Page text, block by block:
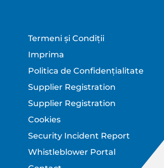
Footer
Termeni și Condiții
Imprima
Politica de Confidențialitate
Supplier Registration
Supplier Registration
Cookies
Security Incident Report
Whistleblower Portal